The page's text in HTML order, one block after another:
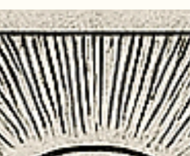
évidente pour beaucoup, mais
fragile. Respecter les animaux suppose-t-il d’abolir
toute différence entre l’homme et le vivant ? Ou
bien la responsabilité morale de l’homme tient-
elle précisément à ce qui le distingue